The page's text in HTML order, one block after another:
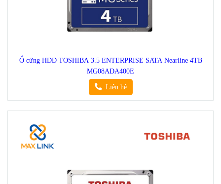
Ổ cứng HDD TOSHIBA 3.5 ENTERPRISE SATA Nearline 4TB
MG08ADA400E
Liên hệ